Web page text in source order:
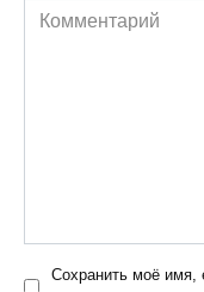
Комментарий
Сохранить моё имя,